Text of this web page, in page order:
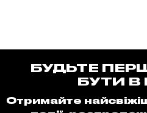
БУДЬТЕ
БУТИ В
Отримайте